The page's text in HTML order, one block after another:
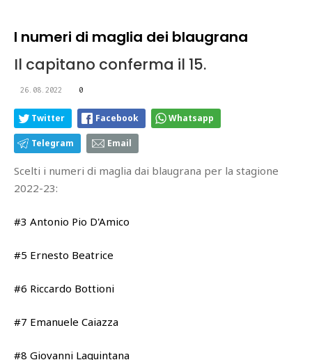
I numeri di maglia dei blaugrana
Il capitano conferma il 15.
26.08.2022 0
Twitter Facebook Whatsapp
Telegram Email
Scelti i numeri di maglia dai blaugrana per la stagione
2022-23:
#3 Antonio Pio D'Amico
#5 Ernesto Beatrice
#6 Riccardo Bottioni
#7 Emanuele Caiazza
#8 Giovanni Laquintana